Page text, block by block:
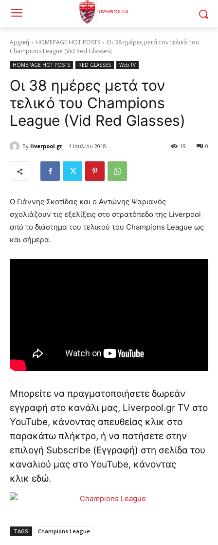
Αρχική HOMEPAGE HOT POSTS
Οι 38 ημέρες μετά τον τελικό του
Champions League (Vid Red Glasses)
HOMEPAGE HOT POSTS RED GLASSES Web TV
Οι 38 ημέρες μετά τον
τελικό του Champions
League (Vid Red Glasses)
By liverpool.gr 4 Ιουλίου 2018 0
19
Ο Γιάννης Σκοτίδας και ο Αντώνης Ψαριανός
σχολιάζουν τις εξελίξεις στο στρατόπεδο της Liverpool
από το διάστημα του τελικού του Champions League ως
και σήμερα.
Μπορείτε να πραγματοποιήσετε δωρεάν
εγγραφή στο κανάλι μας, Liverpool.gr TV στο
YouTube, κάνοντας απευθείας κλικ στο
παρακάτω πλήκτρο, ή να πατήσετε στην
επιλογή Subscribe (Εγγραφή) στη σελίδα του
καναλιού μας στο YouTube, κάνοντας
κλικ εδώ.
TAGS Champions League